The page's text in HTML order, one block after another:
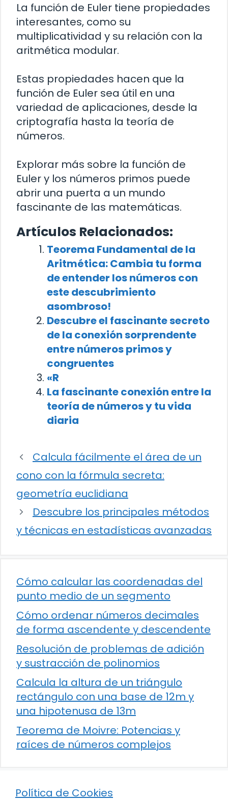
La función de Euler tiene propiedades
interesantes, como su
multiplicatividad y su relación con la
aritmética modular.
Estas propiedades hacen que la
función de Euler sea útil en una
variedad de aplicaciones, desde la
criptografía hasta la teoría de
números.
Explorar más sobre la función de
Euler y los números primos puede
abrir una puerta a un mundo
fascinante de las matemáticas.
Artículos Relacionados:
Teorema Fundamental de la
Aritmética: Cambia tu forma
de entender los números con
este descubrimiento
asombroso!
Descubre el fascinante secreto
de la conexión sorprendente
entre números primos y
congruentes
«R
La fascinante conexión entre la
teoría de números y tu vida
diaria
Calcula fácilmente el área de un
cono con la fórmula secreta:
geometría euclidiana
Descubre los principales métodos
y técnicas en estadísticas avanzadas
Cómo calcular las coordenadas del
punto medio de un segmento
Cómo ordenar números decimales
de forma ascendente y descendente
Resolución de problemas de adición
y sustracción de polinomios
Calcula la altura de un triángulo
rectángulo con una base de 12m y
una hipotenusa de 13m
Teorema de Moivre: Potencias y
raíces de números complejos
Política de Cookies